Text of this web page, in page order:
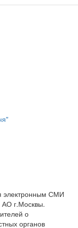
электронным СМИ
АО г.Москвы.
о
органов